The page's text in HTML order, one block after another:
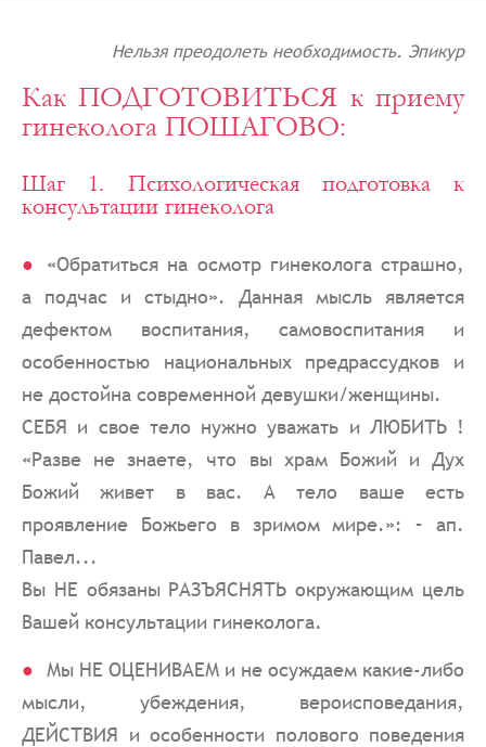
Нельзя преодолеть необходимость. Эпикур
Как ПОДГОТОВИТЬСЯ к приему
гинеколога ПОШАГОВО:
Шаг 1. Психологическая подготовка к
консультации гинеколога
«Обратиться на осмотр гинеколога страшно,
а подчас и стыдно». Данная мысль является
дефектом воспитания, самовоспитания и
особенностью национальных предрассудков и
не достойна современной девушки/женщины.
СЕБЯ и свое тело нужно уважать и ЛЮБИТЬ !
«Разве не знаете, что вы храм Божий и Дух
Божий живет в вас. А тело ваше есть
проявление Божьего в зримом мире.»: – ап.
Павел...
Вы НЕ обязаны РАЗЪЯСНЯТЬ окружающим цель
Вашей консультации гинеколога.
Мы НЕ ОЦЕНИВАЕМ и не осуждаем какие-либо
мысли, убеждения, вероисповедания,
ДЕЙСТВИЯ и особенности полового поведения